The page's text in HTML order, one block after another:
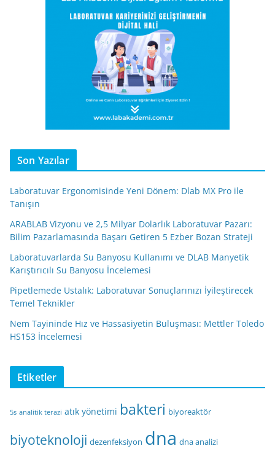
Son Yazılar
Laboratuvar Ergonomisinde Yeni Dönem: Dlab MX Pro ile
Tanışın
ARABLAB Vizyonu ve 2,5 Milyar Dolarlık Laboratuvar Pazarı:
Bilim Pazarlamasında Başarı Getiren 5 Ezber Bozan Strateji
Laboratuvarlarda Su Banyosu Kullanımı ve DLAB Manyetik
Karıştırıcılı Su Banyosu İncelemesi
Pipetlemede Ustalık: Laboratuvar Sonuçlarınızı İyileştirecek
Temel Teknikler
Nem Tayininde Hız ve Hassasiyetin Buluşması: Mettler Toledo
HS153 İncelemesi
Etiketler
5s analitik terazi atık yönetimi bakteri biyoreaktör
biyoteknoloji dezenfeksiyon dna dna analizi